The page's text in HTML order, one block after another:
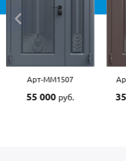
Арт-ММ1507
55 000руб.
Арт-
35